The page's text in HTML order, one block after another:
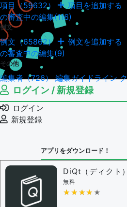
項目（59632） 項目を追加する
の審査中の編集(116)
例文
例文（65862） 例文を追加する
の審査中の編集(9)
その他
編集者（726）編集ガイドライン
ログイン / 新規登録
ログイン
新規登録
アプリをダウンロード！
DiQt（ディクト）
無料
★★★★★
★★★★★